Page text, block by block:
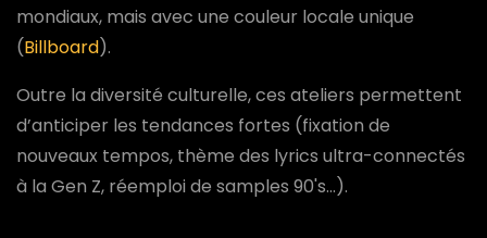
mondiaux, mais avec une couleur locale unique
(Billboard).
Outre la diversité culturelle, ces ateliers permettent
d’anticiper les tendances fortes (fixation de
nouveaux tempos, thème des lyrics ultra-connectés
à la Gen Z, réemploi de samples 90's...).